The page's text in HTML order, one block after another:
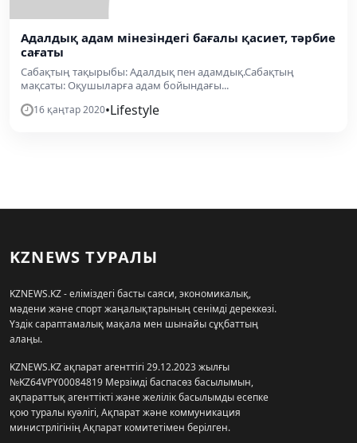
Адалдық адам мінезіндегі бағалы қасиет, тәрбие
сағаты
Сабақтың тақырыбы: Адалдық пен адамдық.Сабақтың
мақсаты: Оқушыларға адам бойындағы...
16 қаңтар 2020•Lifestyle
KZNEWS ТУРАЛЫ
KZNEWS.KZ - еліміздегі басты саяси, экономикалық,
мәдени және спорт жаңалықтарының сенімді дереккөзі.
Үздік сараптамалық мақала мен шынайы сұқбаттың
алаңы.
KZNEWS.KZ ақпарат агенттігі 29.12.2023 жылғы
№KZ64VPY00084819 Мерзімді баспасөз басылымын,
ақпараттық агенттікті және желілік басылымды есепке
қою туралы куәлігі, Ақпарат және коммуникация
министрлігінің Ақпарат комитетімен берілген.